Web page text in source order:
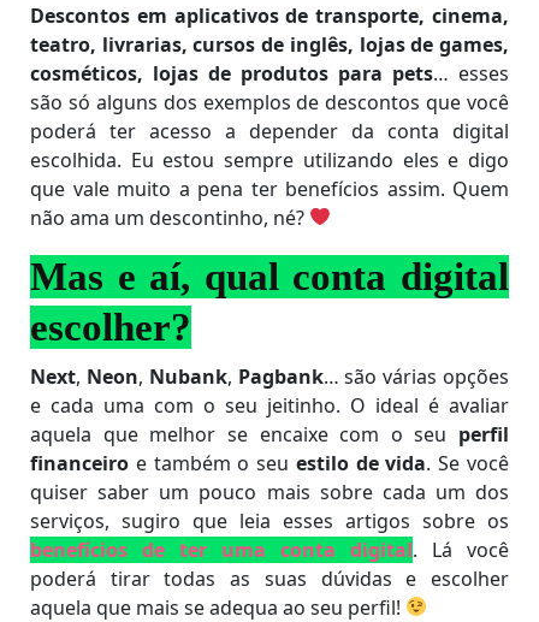
Descontos em aplicativos de transporte, cinema,
teatro, livrarias, cursos de inglês, lojas de games,
cosméticos, lojas de produtos para pets… esses
são só alguns dos exemplos de descontos que você
poderá ter acesso a depender da conta digital
escolhida. Eu estou sempre utilizando eles e digo
que vale muito a pena ter benefícios assim. Quem
não ama um descontinho, né?
Mas e aí, qual conta digital
escolher?
Next, Neon, Nubank, Pagbank… são várias opções
e cada uma com o seu jeitinho. O ideal é avaliar
aquela que melhor se encaixe com o seu perfil
financeiro e também o seu estilo de vida. Se você
quiser saber um pouco mais sobre cada um dos
serviços, sugiro que leia esses artigos sobre os
benefícios de ter uma conta digital. Lá você
poderá tirar todas as suas dúvidas e escolher
aquela que mais se adequa ao seu perfil!